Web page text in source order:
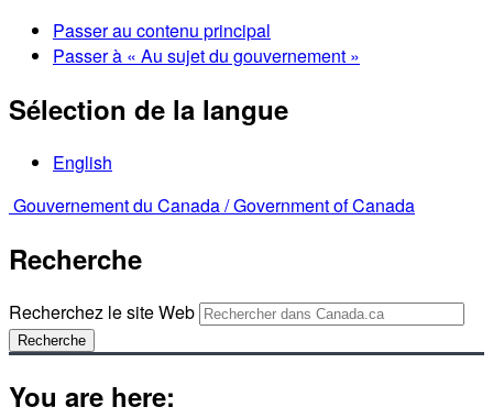
Passer au contenu principal
Passer à « Au sujet du gouvernement »
Sélection de la langue
English
Gouvernement du Canada /Government of Canada
Recherche
Recherchez le site Web
Recherche
You are here: